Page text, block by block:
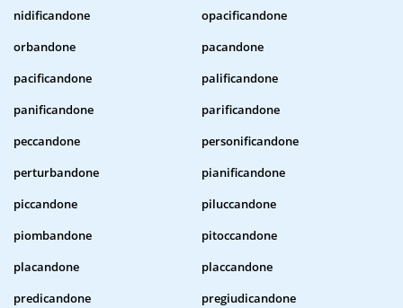
nidificandone
opacificandone
orbandone
pacandone
pacificandone
palificandone
panificandone
parificandone
peccandone
personificandone
perturbandone
pianificandone
piccandone
piluccandone
piombandone
pitoccandone
placandone
placcandone
predicandone
pregiudicandone